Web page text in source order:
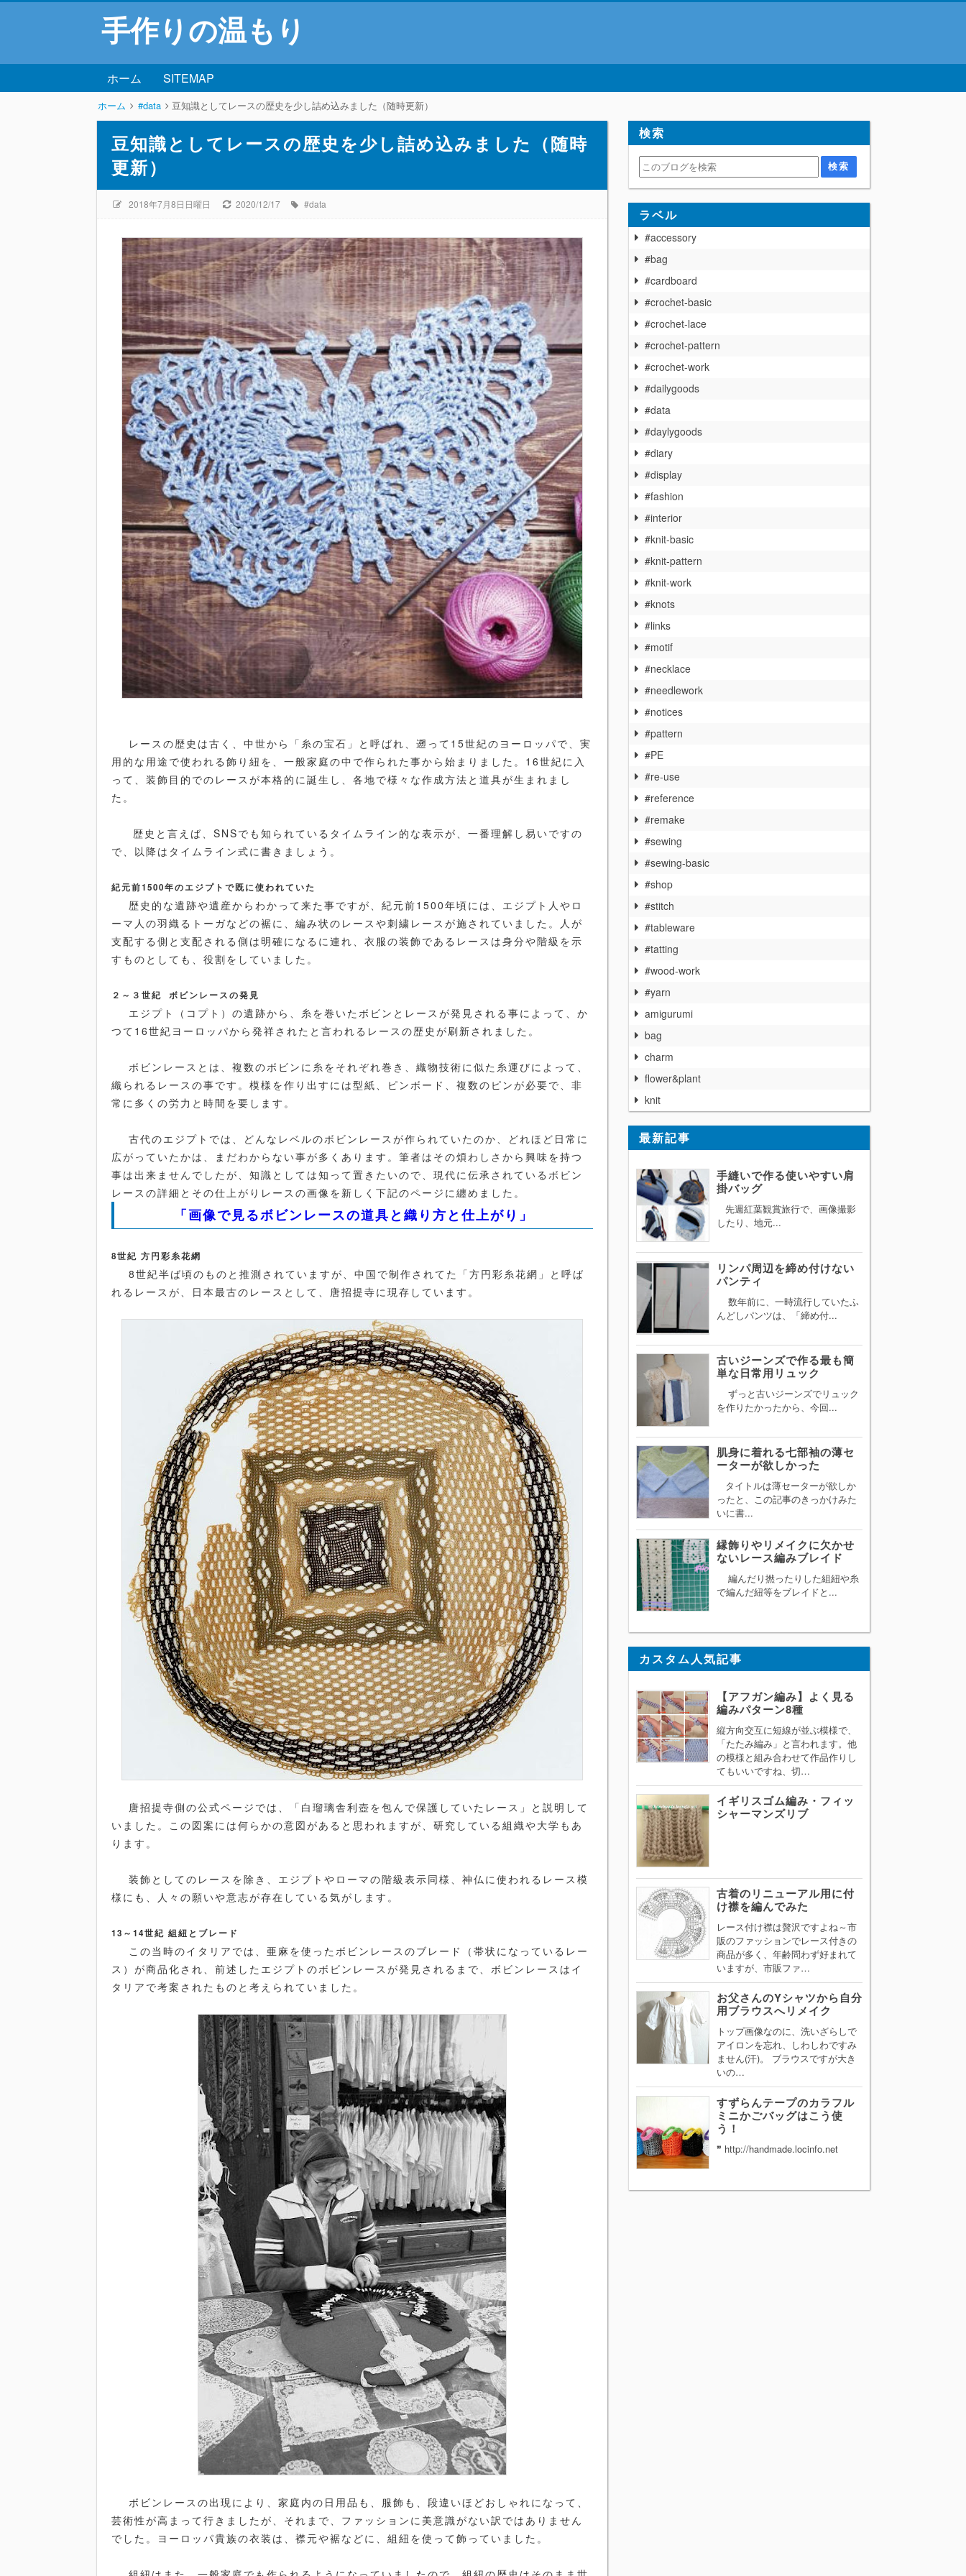
手作りの温もり
ホーム SITEMAP
ホーム #data 豆知識としてレースの歴史を少し詰め込みました（随時更新）
豆知識としてレースの歴史を少し詰め込みました（随時
更新）
2018年7月8日日曜日 2020/12/17 #data
レースの歴史は古く、中世から「糸の宝石」と呼ばれ、遡って15世紀のヨーロッパで、実
用的な用途で使われる飾り紐を、一般家庭の中で作られた事から始まりました。16世紀に入
って、装飾目的でのレースが本格的に誕生し、各地で様々な作成方法と道具が生まれまし
た。
歴史と言えば、SNSでも知られているタイムライン的な表示が、一番理解し易いですの
で、以降はタイムライン式に書きましょう。
紀元前1500年のエジプトで既に使われていた
歴史的な遺跡や遺産からわかって来た事ですが、紀元前1500年頃には、エジプト人やロ
ーマ人の羽織るトーガなどの裾に、編み状のレースや刺繍レースが施されていました。人が
支配する側と支配される側は明確になるに連れ、衣服の装飾であるレースは身分や階級を示
すものとしても、役割をしていました。
２～３世紀 ボビンレースの発見
エジプト（コプト）の遺跡から、糸を巻いたボビンとレースが発見される事によって、か
つて16世紀ヨーロッパから発祥されたと言われるレースの歴史が刷新されました。
ボビンレースとは、複数のボビンに糸をそれぞれ巻き、織物技術に似た糸運びによって、
織られるレースの事です。模様を作り出すには型紙、ピンボード、複数のピンが必要で、非
常に多くの労力と時間を要します。
古代のエジプトでは、どんなレベルのボビンレースが作られていたのか、どれほど日常に
広がっていたかは、まだわからない事が多くあります。筆者はその煩わしさから興味を持つ
事は出来ませんでしたが、知識としては知って置きたいので、現代に伝承されているボビン
レースの詳細とその仕上がりレースの画像を新しく下記のページに纏めました。
「画像で見るボビンレースの道具と織り方と仕上がり」
8世紀 方円彩糸花網
8世紀半ば頃のものと推測されていますが、中国で制作されてた「方円彩糸花網」と呼ば
れるレースが、日本最古のレースとして、唐招提寺に現存しています。
唐招提寺側の公式ページでは、「白瑠璃舎利壺を包んで保護していたレース」と説明して
いました。この図案には何らかの意図があると思われますが、研究している組織や大学もあ
ります。
装飾としてのレースを除き、エジプトやローマの階級表示同様、神仏に使われるレース模
様にも、人々の願いや意志が存在している気がします。
13～14世紀 組紐とブレード
この当時のイタリアでは、亜麻を使ったボビンレースのブレード（帯状になっているレー
ス）が商品化され、前述したエジプトのボビンレースが発見されるまで、ボビンレースはイ
タリアで考案されたものと考えられていました。
ボビンレースの出現により、家庭内の日用品も、服飾も、段違いほどおしゃれになって、
芸術性が高まって行きましたが、それまで、ファッションに美意識がない訳ではありません
でした。ヨーロッパ貴族の衣装は、襟元や裾などに、組紐を使って飾っていました。
検索
ラベル
#accessory
#bag
#cardboard
#crochet-basic
#crochet-lace
#crochet-pattern
#crochet-work
#dailygoods
#data
#daylygoods
#diary
#display
#fashion
#interior
#knit-basic
#knit-pattern
#knit-work
#knots
#links
#motif
#necklace
#needlework
#notices
#pattern
#PE
#re-use
#reference
#remake
#sewing
#sewing-basic
#shop
#stitch
#tableware
#tatting
#wood-work
#yarn
amigurumi
bag
charm
flower&plant
knit
最新記事
手縫いで作る使いやすい肩
掛バッグ
先週紅葉観賞旅行で、画像撮影
したり、地元...
リンパ周辺を締め付けない
パンティ
数年前に、一時流行していたふ
んどしパンツは、「締め付...
古いジーンズで作る最も簡
単な日常用リュック
ずっと古いジーンズでリュック
を作りたかったから、今回...
肌身に着れる七部袖の薄セ
ーターが欲しかった
タイトルは薄セーターが欲しか
ったと、この記事のきっかけみた
いに書...
縁飾りやリメイクに欠かせ
ないレース編みブレイド
編んだり撚ったりした組紐や糸
で編んだ紐等をブレイドと...
カスタム人気記事
【アフガン編み】よく見る
編みパターン8種
縦方向交互に短線が並ぶ模様で、
「たたみ編み」と言われます。他
の模様と組み合わせて作品作りし
てもいいですね、切…
イギリスゴム編み・フィッ
シャーマンズリブ
古着のリニューアル用に付
け襟を編んでみた
レース付け襟は贅沢ですよね～市
販のファッションでレース付きの
商品が多く、年齢問わず好まれて
いますが、市販ファ…
お父さんのYシャツから自分
用ブラウスへリメイク
トップ画像なのに、洗いざらしで
アイロンを忘れ、しわしわですみ
ません(汗)。 ブラウスですが大き
いの…
すずらんテープのカラフル
ミニかごバッグはこう使
う！
❞ http://handmade.locinfo.net